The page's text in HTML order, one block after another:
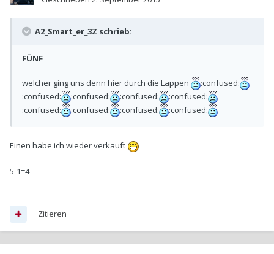
A2_Smart_er_3Z schrieb:
FÜNF
welcher ging uns denn hier durch die Lappen
:confused:
:confused:
:confused: :confused:
:confused:
:confused:
:confused: :confused: :confused:
Einen habe ich wieder verkauft
5-1=4
Zitieren